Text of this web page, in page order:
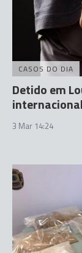
CASOS DO DIA
Detido em
3 Mar 14:24